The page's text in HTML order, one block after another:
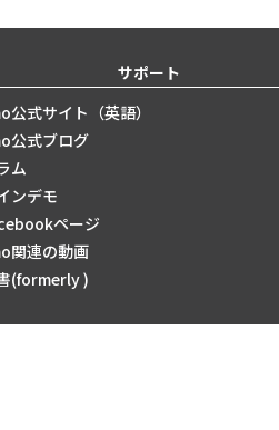
サポート
公式サイト（英語）
公式ブログ
ム
ンデモ
ページ
関連の動画
(formerly )